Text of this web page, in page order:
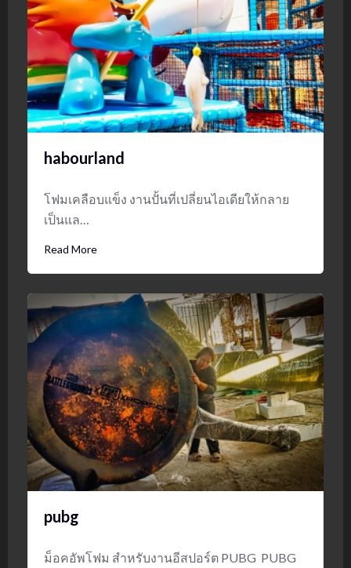
habourland
โฟมเคลือบแข็ง งานปั้นที่เปลี่ยนไอเดียให้กลาย
เป็นแล…
Read More
pubg
ม็อคอัพโฟม สำหรับงานอีสปอร์ต PUBG PUBG